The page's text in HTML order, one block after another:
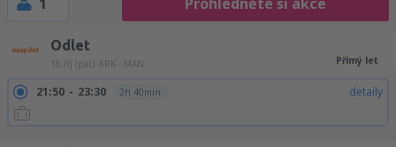
Odlet
16 říj (pát) KRK - MAN Přímý let
21:50 23:30 2h 40min detaily